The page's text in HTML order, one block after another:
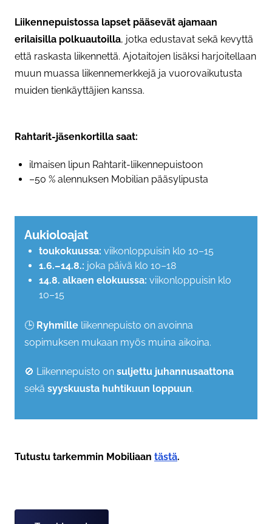
Liikennepuistossa lapset pääsevät ajamaan
erilaisilla polkuautoilla, jotka edustavat sekä kevyttä
että raskasta liikennettä. Ajotaitojen lisäksi harjoitellaan
muun muassa liikennemerkkejä ja vuorovaikutusta
muiden tienkäyttäjien kanssa.
Rahtarit-jäsenkortilla saat:
ilmaisen lipun Rahtarit-liikennepuistoon
–50 % alennuksen Mobilian pääsylipusta
Aukioloajat
toukokuussa: viikonloppuisin klo 10–15
1.6.–14.8.: joka päivä klo 10–18
14.8. alkaen elokuussa: viikonloppuisin klo
10–15
🕒 Ryhmille liikennepuisto on avoinna
sopimuksen mukaan myös muina aikoina.
🚫 Liikennepuisto on suljettu juhannusaattona
sekä syyskuusta huhtikuun loppuun.
Tutustu tarkemmin Mobiliaan tästä.